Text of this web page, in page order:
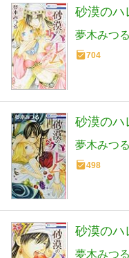
砂漠のハ
夢木みつる
704
砂漠のハ
夢木みつる
498
砂漠のハ
夢木みつる